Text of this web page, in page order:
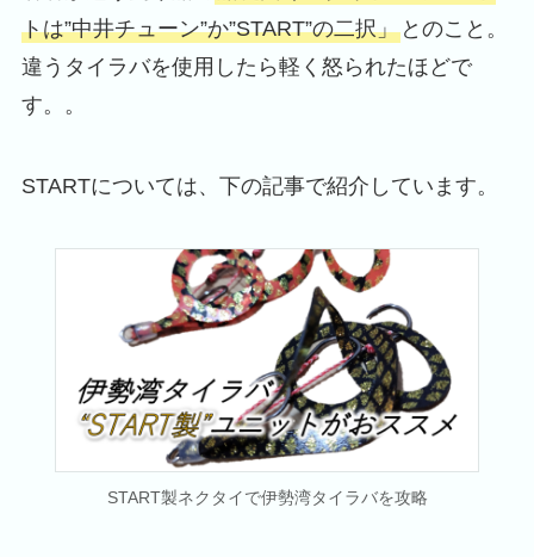
トは”中井チューン”か”START”の二択」とのこと。
違うタイラバを使用したら軽く怒られたほどで
す。。
STARTについては、下の記事で紹介しています。
START製ネクタイで伊勢湾タイラバを攻略